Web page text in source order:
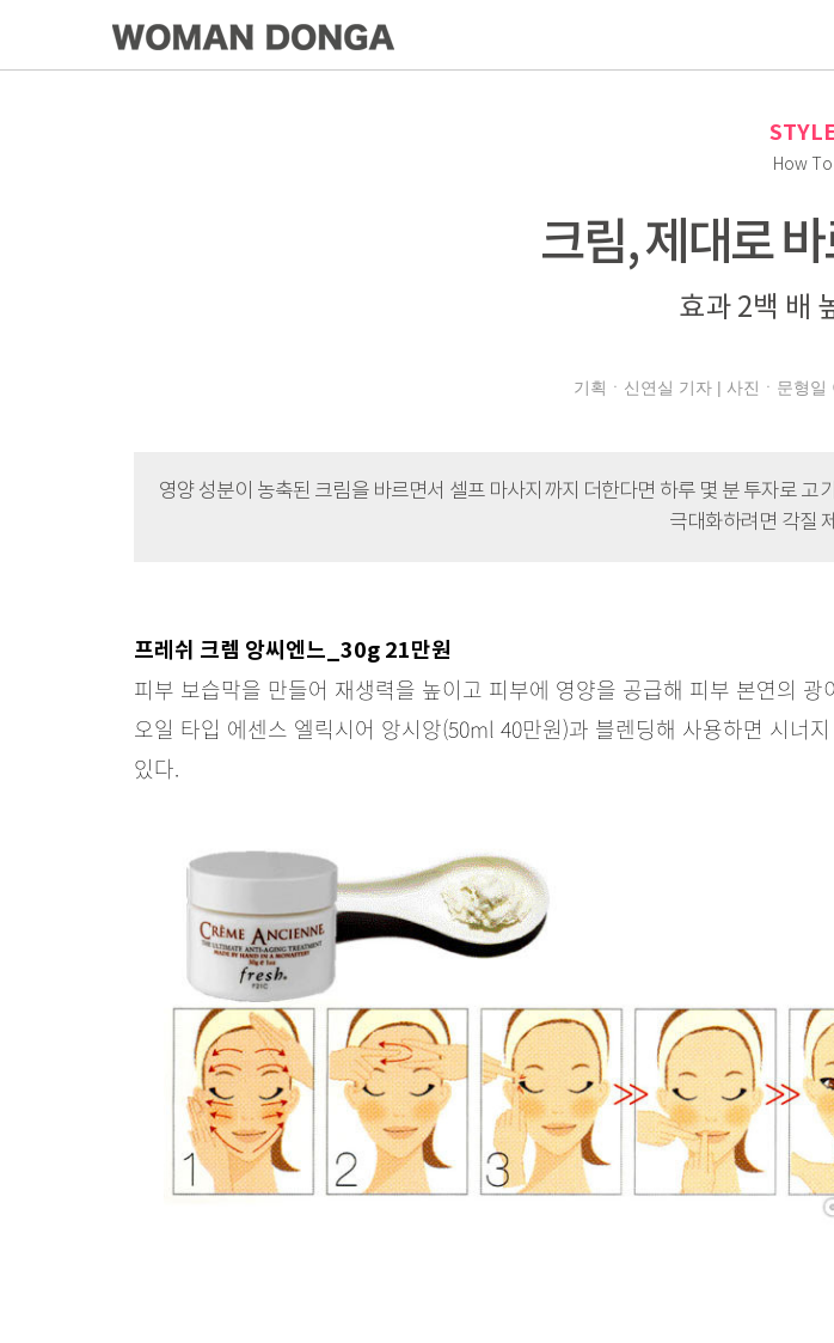
STYLE
How To
크림, 제대로
효과 2백 배
기획ㆍ신연실 기자 | 사진ㆍ문형일
영양 성분이 농축된 크림을 바르면서 셀프 마사지까지 더한다면 하루 몇 분 투자로
극대화하려면 각질
프레쉬 크렘 앙씨엔느_30g 21만원
피부 보습막을 만들어 재생력을 높이고 피부에 영양을 공급해 피부 본연의 광
오일 타입 에센스 엘릭시어 앙시앙(50ml 40만원)과 블렌딩해 사용하면 시너
있다.